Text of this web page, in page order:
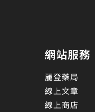
網站服務
麗登藥局
線上文章
線上商店